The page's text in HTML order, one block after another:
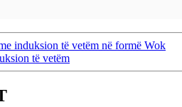
induksion të vetëm në formë Wok
të vetëm